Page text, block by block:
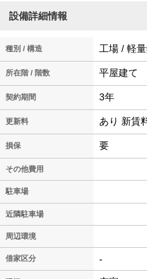
設備詳細情報
種別 / 構造 工場 / 軽
所在階 / 階数 平屋建て
契約期間 3年
更新料 あり 新賃
損保 要
その他費用
駐車場
近隣駐車場
周辺環境
借家区分 -